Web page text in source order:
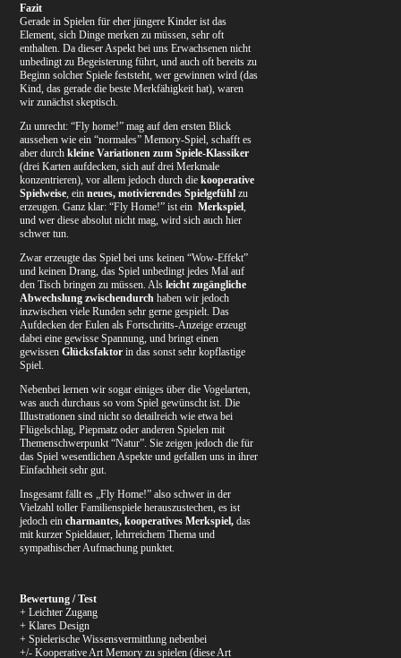
Fazit
Gerade in Spielen für eher jüngere Kinder ist das
Element, sich Dinge merken zu müssen, sehr oft
enthalten. Da dieser Aspekt bei uns Erwachsenen nicht
unbedingt zu Begeisterung führt, und auch oft bereits zu
Beginn solcher Spiele feststeht, wer gewinnen wird (das
Kind, das gerade die beste Merkfähigkeit hat), waren
wir zunächst skeptisch.
Zu unrecht: “Fly home!” mag auf den ersten Blick
aussehen wie ein “normales” Memory-Spiel, schafft es
aber durchkleine Variationen zum Spiele-Klassiker
(drei Karten aufdecken, sich auf drei Merkmale
konzentrieren), vor allem jedoch durch diekooperative
Spielweise, einneues, motivierendes Spielgefühl zu
erzeugen. Ganz klar: “Fly Home!” ist einMerkspiel,
und wer diese absolut nicht mag, wird sich auch hier
schwer tun.
Zwar erzeugte das Spiel bei uns keinen “Wow-Effekt”
und keinen Drang, das Spiel unbedingt jedes Mal auf
den Tisch bringen zu müssen. Alsleicht zugängliche
Abwechslung zwischendurch haben wir jedoch
inzwischen viele Runden sehr gerne gespielt. Das
Aufdecken der Eulen als Fortschritts-Anzeige erzeugt
dabei eine gewisse Spannung, und bringt einen
gewissenGlücksfaktor in das sonst sehr kopflastige
Spiel.
Nebenbei lernen wir sogar einiges über die Vogelarten,
was auch durchaus so vom Spiel gewünscht ist.Die
Illustrationen sind nicht so detailreich wie etwa bei
Flügelschlag, Piepmatz oder anderen Spielen mit
Themenschwerpunkt “Natur”. Sie zeigen jedoch die für
das Spiel wesentlichen Aspekte und gefallen uns in ihrer
Einfachheit sehr gut.
Insgesamt fällt es „Fly Home!” also schwer in der
Vielzahl toller Familienspiele herauszustechen, es ist
jedoch ein charmantes, kooperatives Merkspiel, das
mit kurzer Spieldauer, lehrreichem Thema und
sympathischer Aufmachung punktet.
Bewertung / Test
+ Leichter Zugang
+ Klares Design
+ Spielerische Wissensvermittlung nebenbei
+/- Kooperative Art Memory zu spielen (diese Art